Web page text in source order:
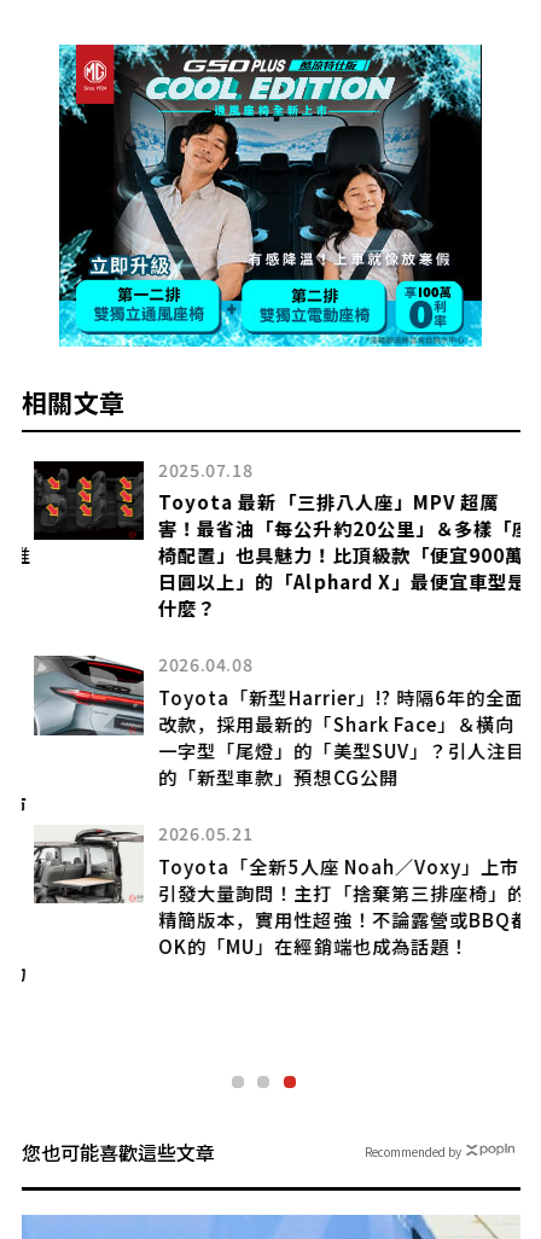
相關文章
2025.07.18
Toyota 最新「三排八人座」MPV 超厲
害！最省油「每公升約20公里」＆多樣「座
椅配置」也具魅力！比頂級款「便宜900萬
日圓以上」的「Alphard X」最便宜車型是
什麼？
2026.04.08
Toyota「新型Harrier」!? 時隔6年的全面
改款，採用最新的「Shark Face」＆橫向
一字型「尾燈」的「美型SUV」？引人注目
的「新型車款」預想CG公開
2026.05.21
Toyota「全新5人座 Noah／Voxy」上市
引發大量詢問！主打「捨棄第三排座椅」的
精簡版本，實用性超強！不論露營或BBQ都
OK的「MU」在經銷端也成為話題！
您也可能喜歡這些文章 Recommended by